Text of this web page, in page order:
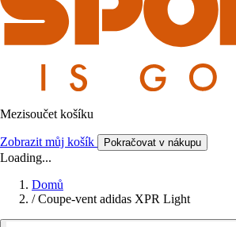
Mezisoučet košíku
Zobrazit můj košík Pokračovat v nákupu
Loading...
Domů
/ Coupe-vent adidas XPR Light